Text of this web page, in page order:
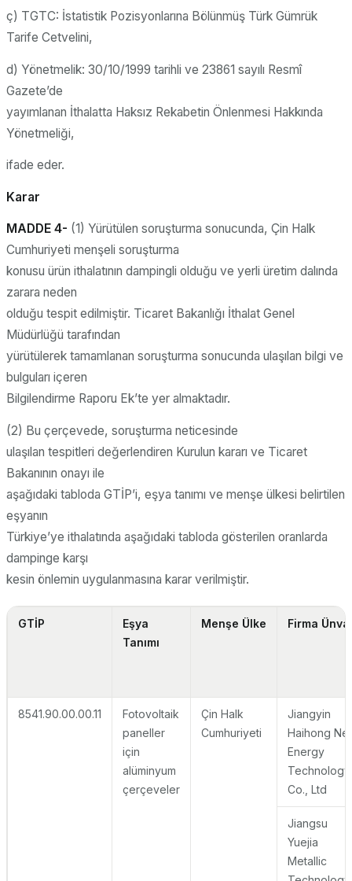
ç) TGTC: İstatistik Pozisyonlarına Bölünmüş Türk Gümrük
Tarife Cetvelini,
d) Yönetmelik: 30/10/1999 tarihli ve 23861 sayılı Resmî
Gazete’de
yayımlanan İthalatta Haksız Rekabetin Önlenmesi Hakkında
Yönetmeliği,
ifade eder.
Karar
MADDE 4- (1) Yürütülen soruşturma sonucunda, Çin Halk
Cumhuriyeti menşeli soruşturma
konusu ürün ithalatının dampingli olduğu ve yerli üretim dalında
zarara neden
olduğu tespit edilmiştir. Ticaret Bakanlığı İthalat Genel
Müdürlüğü tarafından
yürütülerek tamamlanan soruşturma sonucunda ulaşılan bilgi ve
bulguları içeren
Bilgilendirme Raporu Ek’te yer almaktadır.
(2) Bu çerçevede, soruşturma neticesinde
ulaşılan tespitleri değerlendiren Kurulun kararı ve Ticaret
Bakanının onayı ile
aşağıdaki tabloda GTİP’i, eşya tanımı ve menşe ülkesi belirtilen
eşyanın
Türkiye’ye ithalatında aşağıdaki tabloda gösterilen oranlarda
dampinge karşı
kesin önlemin uygulanmasına karar verilmiştir.
GTİP
Eşya
Tanımı
Menşe Ülke Firma
8541.90.00.00.11
Fotovoltaik
paneller
için
alüminyum
çerçeveler
Çin Halk
Cumhuriyeti
Jiangyin
Haihong
Energy
Technology
Co., Ltd
Jiangsu
Yuejia
Metallic